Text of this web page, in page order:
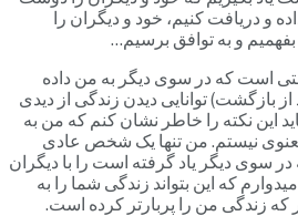
و دریافت کنیم، خود و دیگران را
بفهمیم و به توافق برسیم…
است که در سوی دیگر به من داده
بازگشت) توانایی دیدن زندگی از دیدی
این نکته را خاطر نشان کنم که من به
نیستم. من تنها یک شخص عادی
سوی دیگر یاد گرفته است را با دیگران
که این بتواند زندگی شما را به
که زندگی من را پربارتر کرده است.